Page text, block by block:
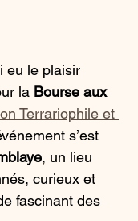
eu le plaisir
la Bourse aux
Terrariophile et
s’est
, un lieu
curieux et
fascinant des